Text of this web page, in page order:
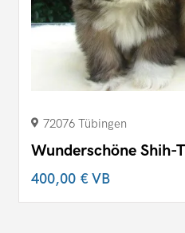
72076 Tübingen
Wunderschöne Shih-
400,00 €VB